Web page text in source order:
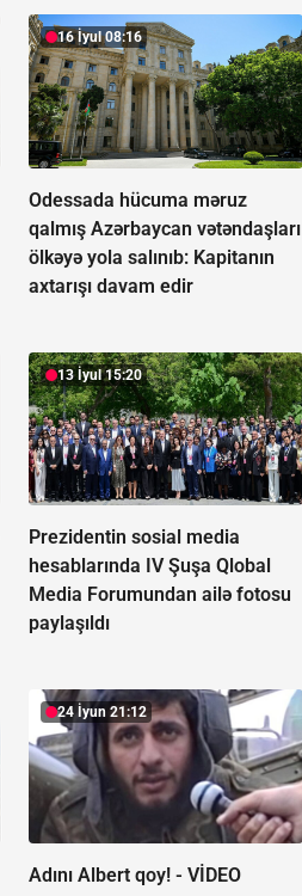
16 İyul 08:16
Odessada hücuma məruz
qalmış Azərbaycan vətəndaşları
ölkəyə yola salınıb: Kapitanın
axtarışı davam edir
13 İyul 15:20
Prezidentin sosial media
hesablarında IV Şuşa Qlobal
Media Forumundan ailə fotosu
paylaşıldı
24 İyun 21:12
Adını Albert qoy! -VİDEO